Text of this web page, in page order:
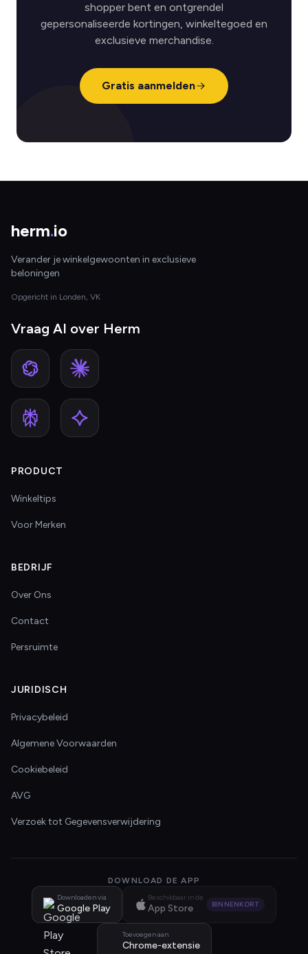
shopper bent en ontgrendel
gepersonaliseerde kortingen, winkeltegoed en
exclusieve merchandise.
Gratis aanmelden
herm.io
Verander je winkelgewoonten in exclusieve
beloningen
Opgericht in Londen, VK
Vraag AI over Herm
PRODUCT
Winkeltips
Voor Merken
BEDRIJF
Over Ons
Contact
Persruimte
JURIDISCH
Privacybeleid
Algemene Voorwaarden
Cookiebeleid
AVG
Verzoek tot Gegevensverwijdering
DOWNLOAD DE APP
Downloaden via
Google Play
Beschikbaar in de
App Store BINNENKORT
Toevoegen aan
Chrome-extensie